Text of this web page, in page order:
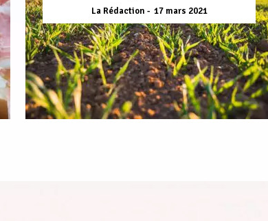
La Rédaction 17 mars 2021